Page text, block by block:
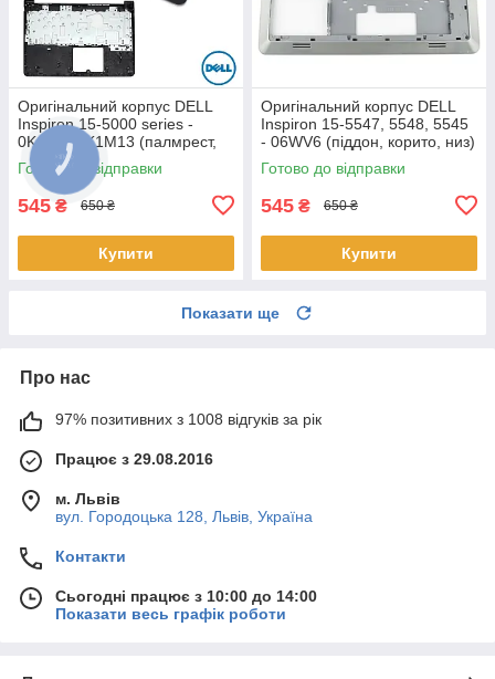
Оригінальний корпус DELL
Inspiron 15-5000 series -
0K1M13, K1M13 (палмрест,
топкейс, верх)
Готово до відправки
545 ₴ 650 ₴
Купити
Оригінальний корпус DELL
Inspiron 15-5547, 5548, 5545
- 06WV6 (піддон, корито, низ)
Готово до відправки
545 ₴ 650 ₴
Купити
Показати ще
Про нас
97% позитивних з 1008 відгуків за рік
Працює з 29.08.2016
м. Львів
вул. Городоцька 128, Львів, Україна
Контакти
Сьогодні працює з 10:00 до 14:00
Показати весь графік роботи